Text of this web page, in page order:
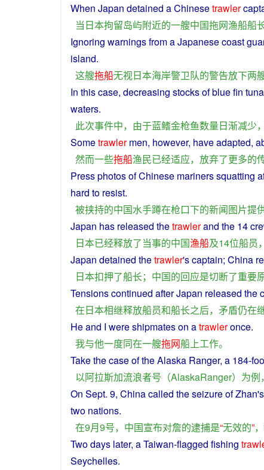
When Japan detained aChinesetrawler
当日本拘留岛屿附近的一艘中国拖网渔船船
Ignoring warningsfrom aJapanesecoast
island.
这艘拖船无视日本海岸警卫队的警告放下两
In thiscase, decreasing stocksofbluefin tuna
waters.
此次事件中， 由于蓝鳍金枪鱼数量日渐减少，
Sometrawlermen, however, haveadapted,
然而一些拖船渔民已经适应， 放弃了更多的
PressphotosofChinese marinerssquatting
hard to resist.
被挟持的中国水手蹲在枪口下的新闻图片提
Japan has released thetrawlerand the 14
日本已经释放了当事的中国渔船及14位船员，
Japan detained thetrawler'scaptain; China
日本扣押了船长； 中国的回应是切断了重要
Tensionscontinued afterJapan released the
在日本相继释放船员和船长之后， 矛盾仍在
Heand I wereshipmateson atrawleronce.
我与他一度同在一艘拖网船上工作。
Take thecaseoftheAlaska Ranger, a 184-
以阿拉斯加流浪者号 （AlaskaRanger） 为例，
On Sept. 9, China called the seizureofZhan's
two nations.
在9月9号， 中国宣布对詹的逮捕是“无效的”，
Twodays later, aTaiwan-flagged fishing
Seychelles.